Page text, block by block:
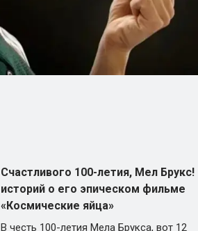
Счастливого 100-летия, Мел Брукс!
историй о его эпическом фильме
«Космические яйца»
В честь 100-летия Мела Брукса, вот 12